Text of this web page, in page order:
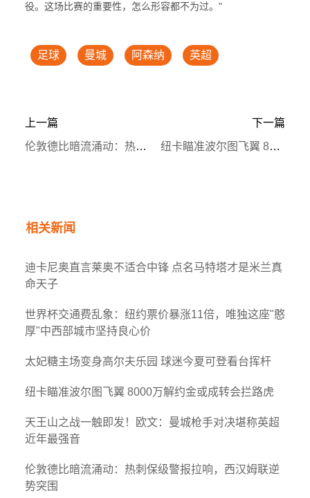
役。这场比赛的重要性，怎么形容都不为过。"
足球 曼城 阿森纳 英超
上一篇
伦敦德比暗流涌动：热刺保级警报拉响，西汉姆联逆势突围
下一篇
纽卡瞄准波尔图飞翼 8000万解约金或成转会拦路虎
相关新闻
迪卡尼奥直言莱奥不适合中锋 点名马特塔才是米兰真
命天子
世界杯交通费乱象：纽约票价暴涨11倍，唯独这座"憨
厚"中西部城市坚持良心价
太妃糖主场变身高尔夫乐园 球迷今夏可登看台挥杆
纽卡瞄准波尔图飞翼 8000万解约金或成转会拦路虎
天王山之战一触即发！欧文：曼城枪手对决堪称英超
近年最强音
伦敦德比暗流涌动：热刺保级警报拉响，西汉姆联逆
势突围